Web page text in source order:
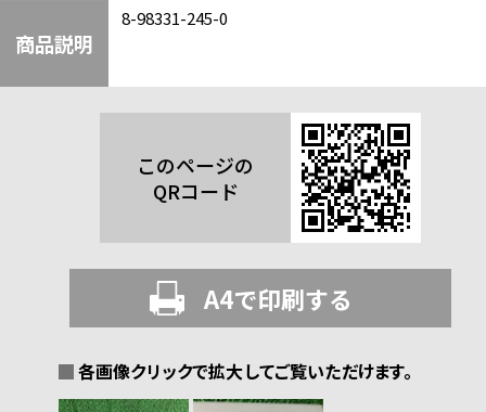
商品説明
8-98331-245-0
このページの
QRコード
A4で印刷する
各画像クリックで拡大してご覧いただけます。